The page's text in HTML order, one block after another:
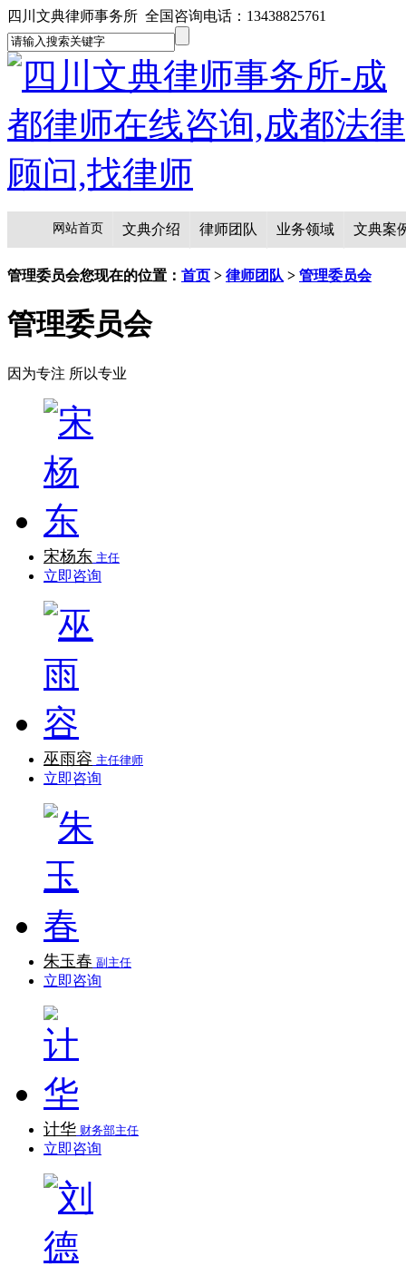
四川文典律师事务所 全国咨询电话：13438825761
网站首页 文典介绍 律师团队 业务领域 文典案
管理委员会您现在的位置： 首页 > 律师团队 > 管理委员会
管理委员会
因为专注 所以专业
宋杨东 主任
立即咨询
巫雨容 主任律师
立即咨询
朱玉春 副主任
立即咨询
计华 财务部主任
立即咨询